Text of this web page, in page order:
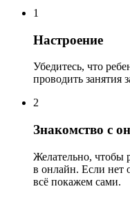
1
Настроение
Убедитесь, что
проводить занятия
2
Знакомство с
Желательно, чтобы
в онлайн. Если нет
всё покажем сами.